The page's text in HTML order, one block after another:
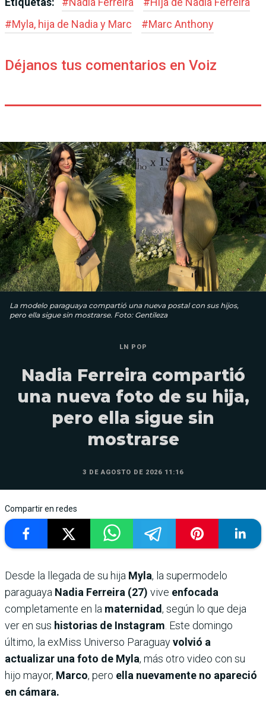
#Myla, hija de Nadia y Marc #Marc Anthony
Déjanos tus comentarios en Voiz
La modelo paraguaya compartió una nueva postal con sus hijos,
pero ella sigue sin mostrarse. Foto: Gentileza
LN POP
Nadia Ferreira compartió
una nueva foto de su hija,
pero ella sigue sin
mostrarse
3 DE AGOSTO DE 2026 11:16
Compartir en redes
Desde la llegada de su hija Myla, la supermodelo
paraguaya Nadia Ferreira (27) vive enfocada
completamente en la maternidad, según lo que deja
ver en sus historias de Instagram . Este domingo
último, la exMiss Universo Paraguayvolvió a
actualizar una foto de Myla, más otro video con su
hijo mayor, Marco, pero ella nuevamente no apareció
en cámara.